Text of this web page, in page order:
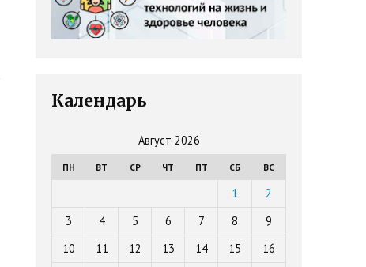
Календарь
Август 2026
ПН ВТ СР ЧТ ПТ СБ ВС
1
2
3
4 5 6 7 8
9
10
11 12 13 14 15
16